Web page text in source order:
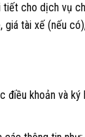
tiết cho dịch vụ
giá tài xế (nếu
điều khoản và